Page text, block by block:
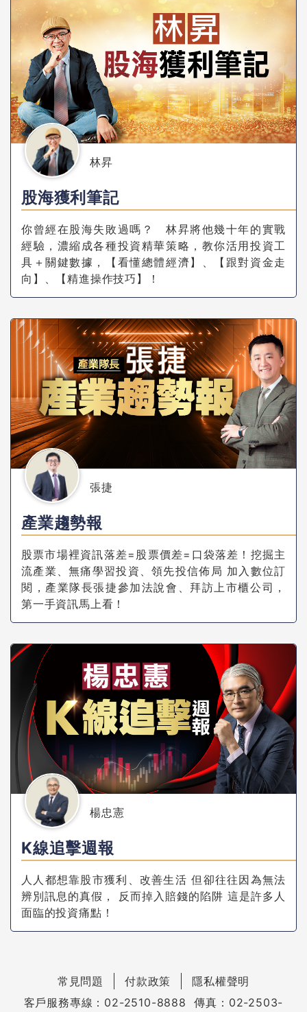
林昇
股海獲利筆記
你曾經在股海失敗過嗎？ 林昇將他幾十年的實戰
經驗，濃縮成各種投資精華策略，教你活用投資工
具＋關鍵數據，【看懂總體經濟】、【跟對資金走
向】、【精進操作技巧】！
張捷
產業趨勢報
股票市場裡資訊落差=股票價差=口袋落差！挖掘主
流產業、無痛學習投資、領先投信佈局 加入數位訂
閱，產業隊長張捷參加法說會、拜訪上市櫃公司，
第一手資訊馬上看！
楊忠憲
K線追擊週報
人人都想靠股市獲利、改善生活 但卻往往因為無法
辨別訊息的真假， 反而掉入賠錢的陷阱 這是許多人
面臨的投資痛點！
常見問題 付款政策
隱私權聲明
客戶服務專線：02-2510-8888 傳真：02-2503-